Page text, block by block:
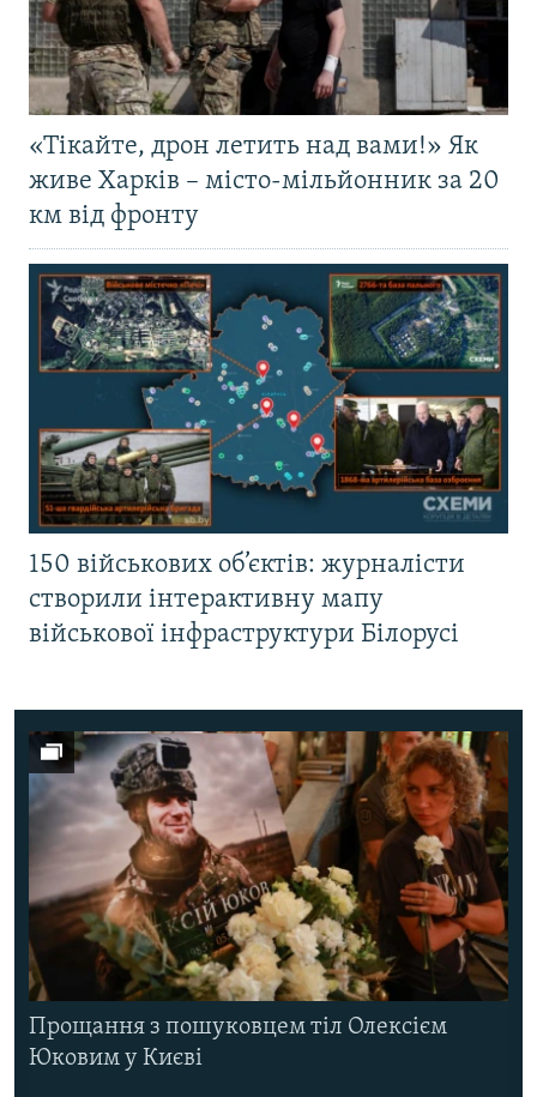
«Тікайте, дрон летить над вами!» Як
живе Харків – місто-мільйонник за 20
км від фронту
150 військових об’єктів: журналісти
створили інтерактивну мапу
військової інфраструктури Білорусі
Прощання з пошуковцем тіл Олексієм
Юковим у Києві